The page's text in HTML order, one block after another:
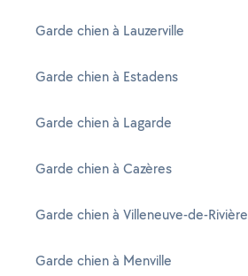
Garde chien à Lauzerville
Garde chien à Estadens
Garde chien à Lagarde
Garde chien à Cazères
Garde chien à Villeneuve-de-Rivière
Garde chien à Menville